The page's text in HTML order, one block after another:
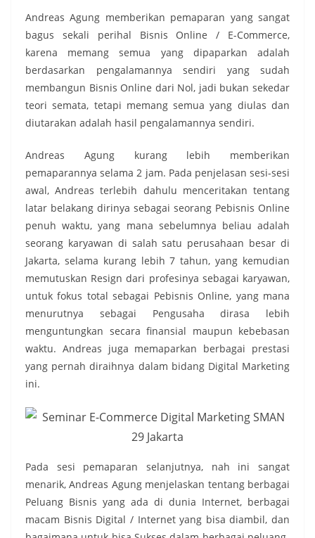
Andreas Agung memberikan pemaparan yang sangat
bagus sekali perihal Bisnis Online / E-Commerce,
karena memang semua yang dipaparkan adalah
berdasarkan pengalamannya sendiri yang sudah
membangun Bisnis Online dari Nol, jadi bukan sekedar
teori semata, tetapi memang semua yang diulas dan
diutarakan adalah hasil pengalamannya sendiri.
Andreas Agung kurang lebih memberikan
pemaparannya selama 2 jam. Pada penjelasan sesi-sesi
awal, Andreas terlebih dahulu menceritakan tentang
latar belakang dirinya sebagai seorang Pebisnis Online
penuh waktu, yang mana sebelumnya beliau adalah
seorang karyawan di salah satu perusahaan besar di
Jakarta, selama kurang lebih 7 tahun, yang kemudian
memutuskan Resign dari profesinya sebagai karyawan,
untuk fokus total sebagai Pebisnis Online, yang mana
menurutnya sebagai Pengusaha dirasa lebih
menguntungkan secara finansial maupun kebebasan
waktu. Andreas juga memaparkan berbagai prestasi
yang pernah diraihnya dalam bidang Digital Marketing
ini.
Pada sesi pemaparan selanjutnya, nah ini sangat
menarik, Andreas Agung menjelaskan tentang berbagai
Peluang Bisnis yang ada di dunia Internet, berbagai
macam Bisnis Digital / Internet yang bisa diambil, dan